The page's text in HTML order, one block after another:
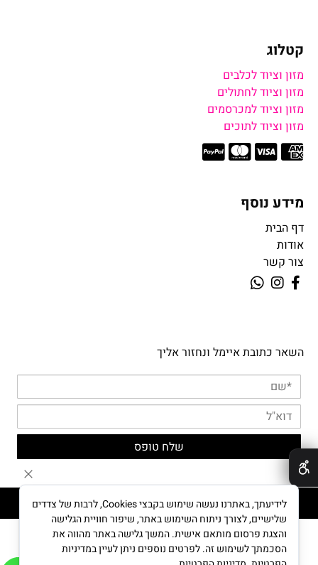
קטלוג
מזון וציוד לכלבים
מזון וציוד לחתולים
מזון וציוד למכרסמים
מזון וציוד לתוכים
מידע נוסף
דף הבית
אודות
צור קשר
השאר כתובת איימל ונחזור אליך
MYPUPPY © All Rights reserved
בניית אתרים
לידיעתך, באתרנו נעשה שימוש בקבצי Cookies, לרבות של צדדים
שלישיים, לצורך ניתוח השימוש באתר, שיפור חוויית הגלישה
והצגת פרסום מותאם אישית. המשך גלישה באתר מהווה את
הסכמתך לשימוש זה. לפרטים נוספים ניתן לעיין במדיניות